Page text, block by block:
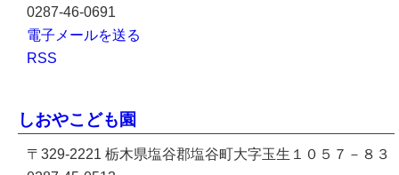
0287-46-0691
電子メールを送る
RSS
しおやこども園
〒329-2221 栃木県塩谷郡塩谷町大字玉生１０５７－８３